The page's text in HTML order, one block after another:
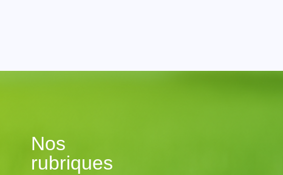
Nos
rubriques